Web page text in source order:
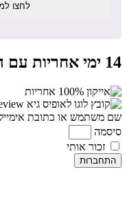
לחצו
14 ימי אחריות עם החזר כספי מלא!
שם משתמש או כתובת
סיסמה
זכור אותי
התחברות